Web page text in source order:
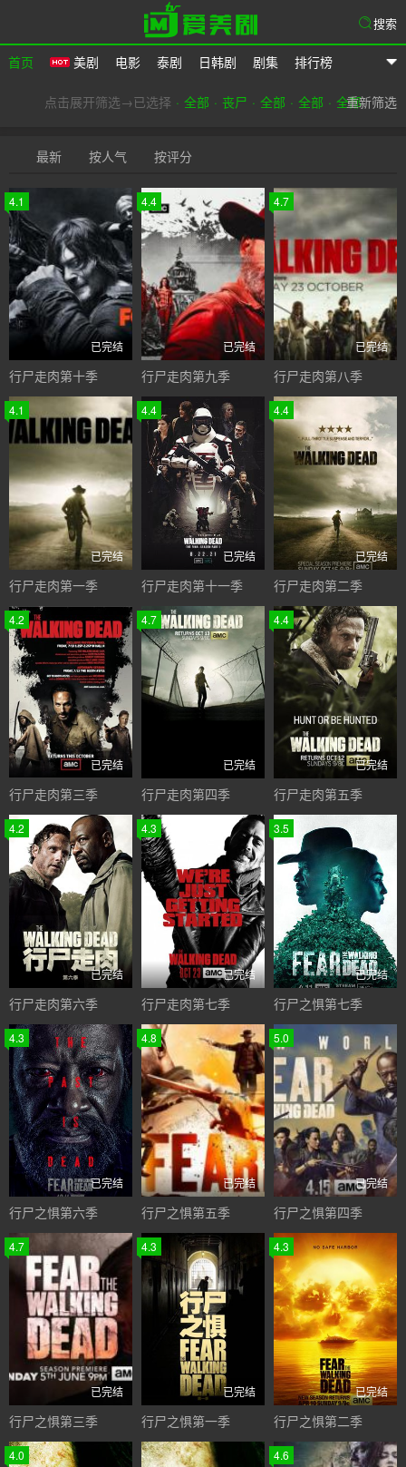
爱美剧
首页 美剧 电影 泰剧 日韩剧 剧集 排行榜
搜索
点击展开筛选→已选择 全部 丧尸 全部 全部 全部
重新筛选
最新 按人气 按评分
4.1
已完结
行尸走肉第十季
4.4
已完结
行尸走肉第九季
4.7
已完结
行尸走肉第八季
4.1
已完结
行尸走肉第一季
4.4
已完结
行尸走肉第十一季
4.4
已完结
行尸走肉第二季
4.2
已完结
行尸走肉第三季
4.7
已完结
行尸走肉第四季
4.4
已完结
行尸走肉第五季
4.2
已完结
行尸走肉第六季
4.3
已完结
行尸走肉第七季
3.5
已完结
行尸之惧第七季
4.3
已完结
行尸之惧第六季
4.8
已完结
行尸之惧第五季
5.0
已完结
行尸之惧第四季
4.7
已完结
行尸之惧第三季
4.3
已完结
行尸之惧第一季
4.3
已完结
行尸之惧第二季
4.0 4.6